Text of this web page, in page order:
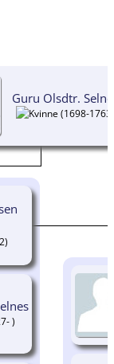
Guru Olsdtr.
(1698-1763)
)